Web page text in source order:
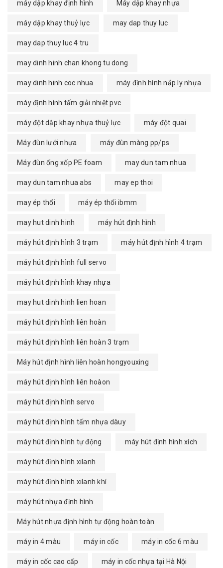
máy dập khay định hình Máy dập khay nhựa
máy dập khay thuỷ lực may dap thuy luc
may dap thuy luc 4 tru
may dinh hinh chan khong tu dong
may dinh hinh coc nhua máy định hình nắp ly nhựa
máy định hình tấm giải nhiệt pvc
máy đột dập khay nhựa thuỷ lực máy đột quai
Máy đùn lưới nhựa máy đùn màng pp/ps
Máy đùn ống xốp PE foam may dun tam nhua
may dun tam nhua abs may ep thoi
may ép thổi máy ép thổi ibmm
may hut dinh hinh máy hút định hình
máy hút định hình 3 trạm máy hút định hình 4 trạm
máy hút định hình full servo
máy hút định hình khay nhựa
may hut dinh hinh lien hoan
máy hút định hình liên hoàn
máy hút định hình liên hoàn 3 trạm
Máy hút định hình liên hoàn hongyouxing
máy hút định hình liên hoàon
máy hút định hình servo
máy hút định hình tấm nhựa dàuy
máy hút định hình tự động máy hút định hình xích
máy hút định hình xilanh
máy hút định hình xilanh khí
máy hút nhựa định hình
Máy hút nhựa định hình tự động hoàn toàn
máy in 4 màu máy in cốc máy in cốc 6 màu
máy in cốc cao cấp máy in cốc nhựa tại Hà Nội